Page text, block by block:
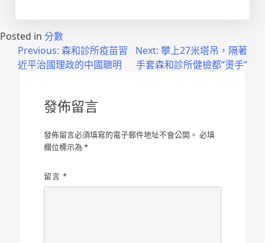
Posted in 分數
Previous: 森和診所疫苗習
近平治國理政的中國聰明
Next: 攀上27米塔吊，隔著
手套森和診所健檢都“燙手”
發佈留言
發佈留言必須填寫的電子郵件地址不會公開。 必填
欄位標示為*
留言*